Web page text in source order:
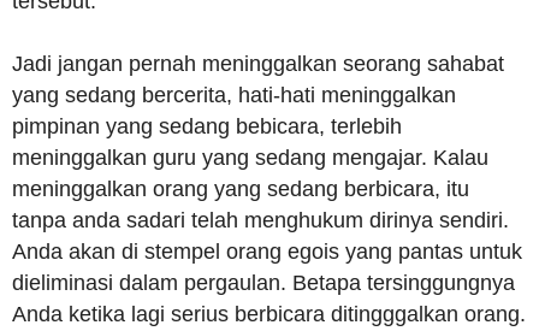
Jadi jangan pernah meninggalkan seorang sahabat
yang sedang bercerita, hati-hati meninggalkan
pimpinan yang sedang bebicara, terlebih
meninggalkan guru yang sedang mengajar. Kalau
meninggalkan orang yang sedang berbicara, itu
tanpa anda sadari telah menghukum dirinya sendiri.
Anda akan di stempel orang egois yang pantas untuk
dieliminasi dalam pergaulan. Betapa tersinggungnya
Anda ketika lagi serius berbicara ditingggalkan orang.